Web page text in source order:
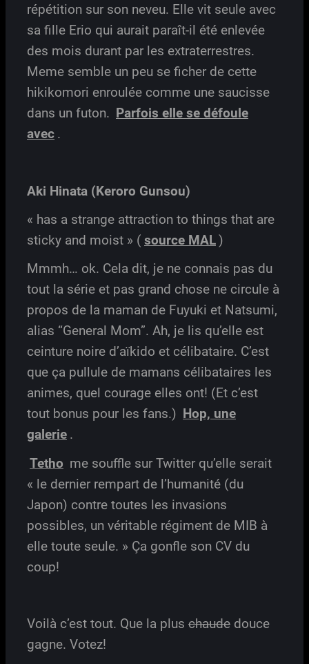
répétition sur son neveu. Elle vit seule avec
sa fille Erio qui aurait paraît-il été enlevée
des mois durant par les extraterrestres.
Meme semble un peu se ficher de cette
hikikomori enroulée comme une saucisse
dans un futon. Parfois elle se défoule
avec .
Aki Hinata (Keroro Gunsou)
« has a strange attraction to things that are
sticky and moist » ( source MAL)
Mmmh… ok. Cela dit, je ne connais pas du
tout la série et pas grand chose ne circule à
propos de la maman de Fuyuki et Natsumi,
alias “General Mom”. Ah, je lis qu’elle est
ceinture noire d’aïkido et célibataire. C’est
que ça pullule de mamans célibataires les
animes, quel courage elles ont! (Et c’est
tout bonus pour les fans.) Hop, une
galerie .
Tetho me souffle sur Twitter qu’elle serait
« le dernier rempart de l’humanité (du
Japon) contre toutes les invasions
possibles, un véritable régiment de MIB à
elle toute seule. » Ça gonfle son CV du
coup!
Voilà c’est tout. Que la plus chaude douce
gagne. Votez!